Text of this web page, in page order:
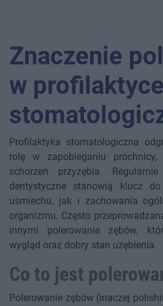
Znaczenie
w profilaktyce
Profilaktyka stomatologiczna
rolę w zapobieganiu próchnicy,
schorzeń przyzębia.
dentystyczne stanowią klucz
uśmiechu, jak i zachowania
organizmu. Często
innymi polerowanie zębów,
wygląd oraz dobry stan uzębienia.
Co to jest
Polerowanie zębów (inaczej